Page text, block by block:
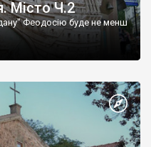
Місто Ч.2
Феодосію буде не менш